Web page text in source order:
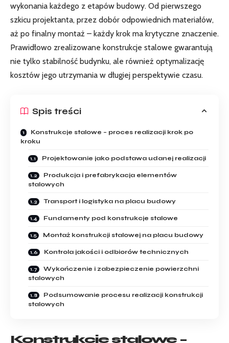
wykonania każdego z etapów budowy. Od pierwszego
szkicu projektanta, przez dobór odpowiednich materiałów,
aż po finalny montaż – każdy krok ma krytyczne znaczenie.
Prawidłowo zrealizowane konstrukcje stalowe gwarantują
nie tylko stabilność budynku, ale również optymalizację
kosztów jego utrzymania w długiej perspektywie czasu.
Spis treści
Konstrukcje stalowe – proces realizacji krok po
kroku
Projektowanie jako podstawa udanej realizacji
Produkcja i prefabrykacja elementów
stalowych
Transport i logistyka na placu budowy
Fundamenty pod konstrukcje stalowe
Montaż konstrukcji stalowej na placu budowy
Kontrola jakości i odbiorów technicznych
Wykończenie i zabezpieczenie powierzchni
stalowych
Podsumowanie procesu realizacji konstrukcji
stalowych
Konstrukcje stalowe –